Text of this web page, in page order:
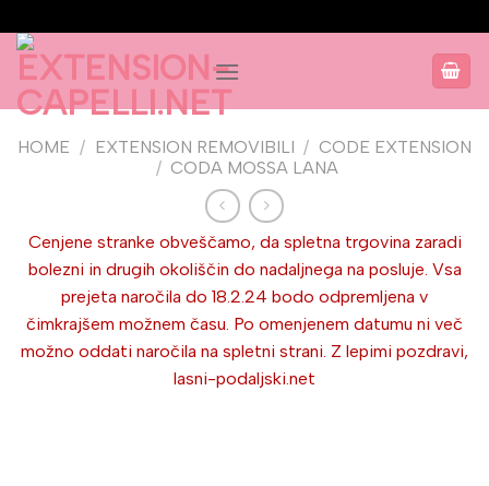
ai
contenuti
HOME / EXTENSION REMOVIBILI / CODE EXTENSION
/ CODA MOSSA LANA
Cenjene stranke obveščamo, da spletna trgovina zaradi
bolezni in drugih okoliščin do nadaljnega na posluje. Vsa
prejeta naročila do 18.2.24 bodo odpremljena v
čimkrajšem možnem času. Po omenjenem datumu ni več
možno oddati naročila na spletni strani. Z lepimi pozdravi,
lasni-podaljski.net